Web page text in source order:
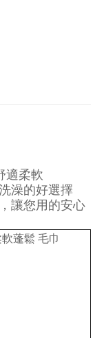
適柔軟
澡的好選擇
讓您用的安心
蓬鬆 毛巾